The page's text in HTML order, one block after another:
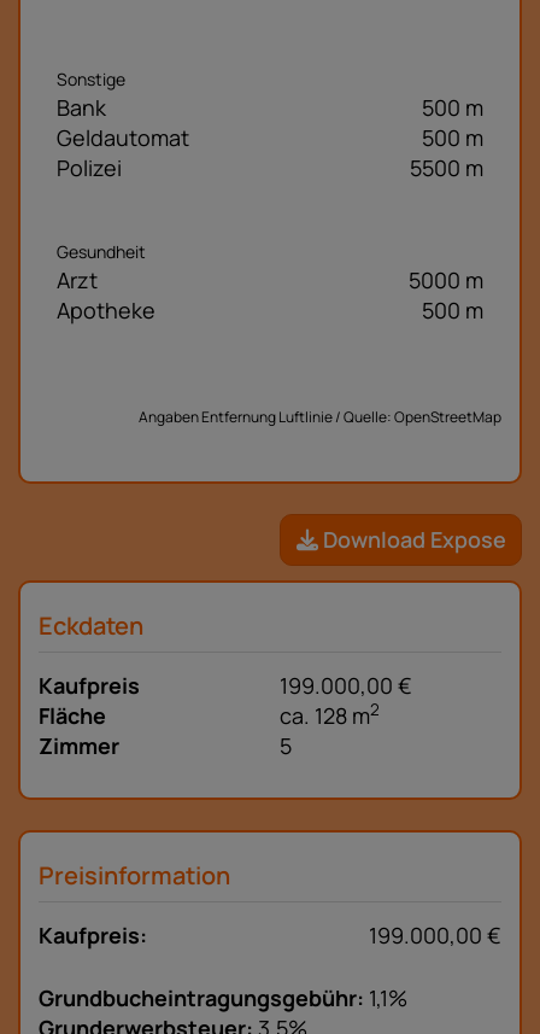
Sonstige
Bank
500 m
Geldautomat
500 m
Polizei
5500 m
Gesundheit
Arzt
5000 m
Apotheke
500 m
Angaben Entfernung Luftlinie / Quelle: OpenStreetMap
Download Expose
Eckdaten
Kaufpreis
199.000,00 €
Fläche
ca. 128 m2
Zimmer 5
Preisinformation
Kaufpreis: 199.000,00 €
Grundbucheintragungsgebühr: 1,1%
Grunderwerbsteuer: 3,5%